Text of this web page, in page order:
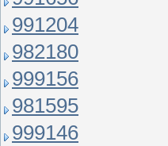
991204
982180
999156
981595
999146